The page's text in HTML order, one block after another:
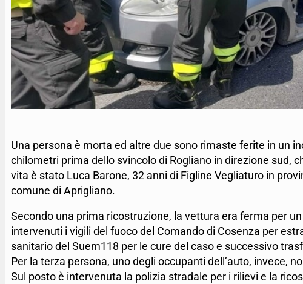
Una persona è morta ed altre due sono rimaste ferite in un
chilometri prima dello svincolo di Rogliano in direzione sud,
vita è stato Luca Barone, 32 anni di Figline Vegliaturo in
comune di Aprigliano.
Secondo una prima ricostruzione, la vettura era ferma per
intervenuti i vigili del fuoco del Comando di Cosenza per
sanitario del Suem118 per le cure del caso e successivo
Per la terza persona, uno degli occupanti dell’auto, invece,
Sul posto è intervenuta la polizia stradale per i rilievi e la